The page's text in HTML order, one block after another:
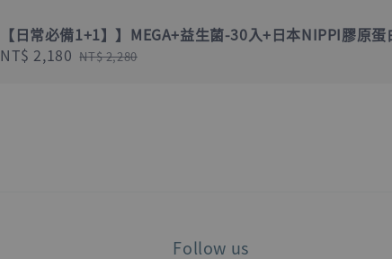
【日常必備1+1】】MEGA+益生菌-30入+日本NIPPI膠原
Sale
NT$ 2,180 Regular
NT$ 2,280
Follow us